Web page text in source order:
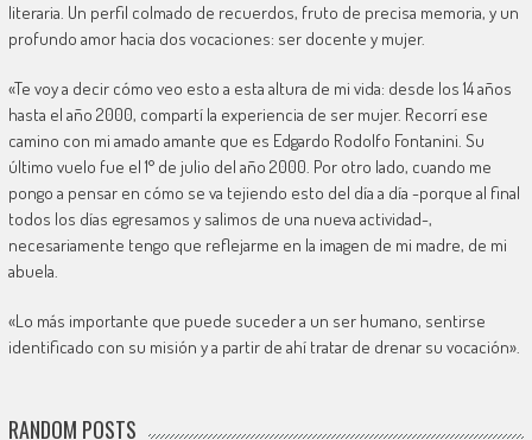
literaria. Un perfil colmado de recuerdos, fruto de precisa memoria, y un
profundo amor hacia dos vocaciones: ser docente y mujer.
«Te voy a decir cómo veo esto a esta altura de mi vida: desde los 14 años
hasta el año 2000, compartí la experiencia de ser mujer. Recorrí ese
camino con mi amado amante que es Edgardo Rodolfo Fontanini. Su
último vuelo fue el 1° de julio del año 2000. Por otro lado, cuando me
pongo a pensar en cómo se va tejiendo esto del día a día -porque al final
todos los días egresamos y salimos de una nueva actividad-,
necesariamente tengo que reflejarme en la imagen de mi madre, de mi
abuela.
«Lo más importante que puede suceder a un ser humano, sentirse
identificado con su misión y a partir de ahí tratar de drenar su vocación».
RANDOM POSTS